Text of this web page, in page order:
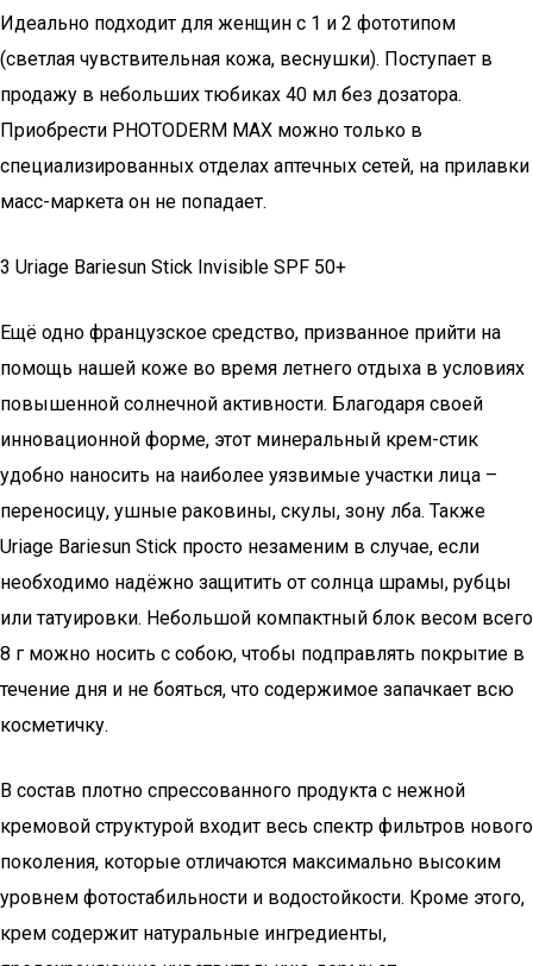
Идеально подходит для женщин с 1 и 2 фототипом
(светлая чувствительная кожа, веснушки). Поступает в
продажу в небольших тюбиках 40 мл без дозатора.
Приобрести PHOTODERM MAX можно только в
специализированных отделах аптечных сетей, на прилавки
масс-маркета он не попадает.
3 Uriage Bariesun Stick Invisible SPF 50+
Ещё одно французское средство, призванное прийти на
помощь нашей коже во время летнего отдыха в условиях
повышенной солнечной активности. Благодаря своей
инновационной форме, этот минеральный крем-стик
удобно наносить на наиболее уязвимые участки лица –
переносицу, ушные раковины, скулы, зону лба. Также
Uriage Bariesun Stick просто незаменим в случае, если
необходимо надёжно защитить от солнца шрамы, рубцы
или татуировки. Небольшой компактный блок весом всего
8 г можно носить с собою, чтобы подправлять покрытие в
течение дня и не бояться, что содержимое запачкает всю
косметичку.
В состав плотно спрессованного продукта с нежной
кремовой структурой входит весь спектр фильтров нового
поколения, которые отличаются максимально высоким
уровнем фотостабильности и водостойкости. Кроме этого,
крем содержит натуральные ингредиенты,